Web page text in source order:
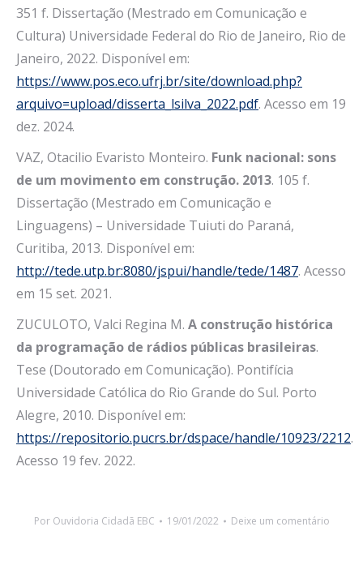
351 f. Dissertação (Mestrado em Comunicação e
Cultura) Universidade Federal do Rio de Janeiro, Rio de
Janeiro, 2022. Disponível em:
https://www.pos.eco.ufrj.br/site/download.php?
arquivo=upload/disserta_lsilva_2022.pdf. Acesso em 19
dez. 2024.
VAZ, Otacilio Evaristo Monteiro. Funk nacional: sons
de um movimento em construção. 2013. 105 f.
Dissertação (Mestrado em Comunicação e
Linguagens) – Universidade Tuiuti do Paraná,
Curitiba, 2013. Disponível em:
http://tede.utp.br:8080/jspui/handle/tede/1487. Acesso
em 15 set. 2021.
ZUCULOTO, Valci Regina M. A construção histórica
da programação de rádios públicas brasileiras.
Tese (Doutorado em Comunicação). Pontifícia
Universidade Católica do Rio Grande do Sul. Porto
Alegre, 2010. Disponível em:
https://repositorio.pucrs.br/dspace/handle/10923/2212.
Acesso 19 fev. 2022.
Por Ouvidoria Cidadã EBC 19/01/2022 Deixe um comentário